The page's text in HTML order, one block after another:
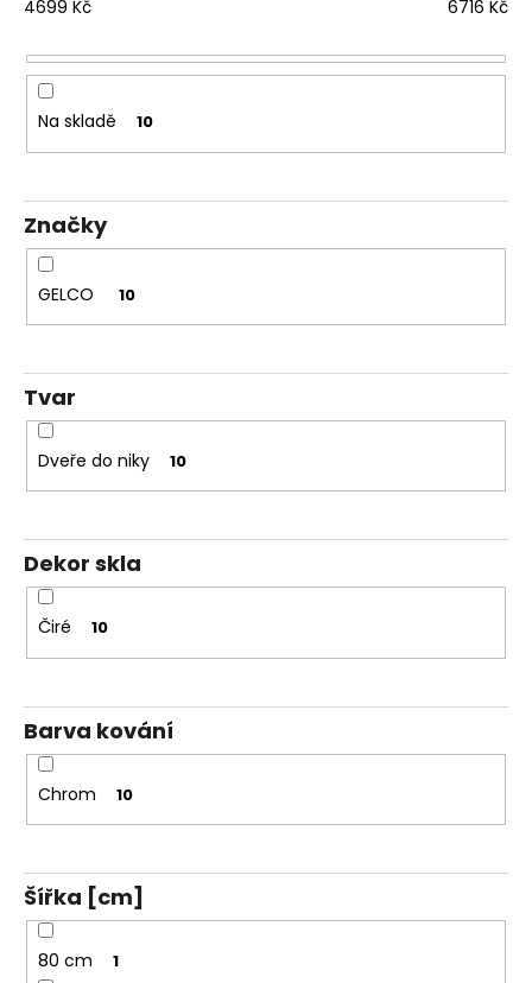
í
p
r
o
d
k
t
ů
4699 Kč 6716 Kč
Na skladě 10
Značky
GELCO 10
Tvar
Dveře do niky 10
Dekor skla
Čiré 10
Barva kování
Chrom 10
Šířka [cm]
80 cm 1
m
e
DRAGON
DO
NIKY
1200
MM,
ČIRÉ
GD4612
080
Kč
Původně:
15
100
Kč